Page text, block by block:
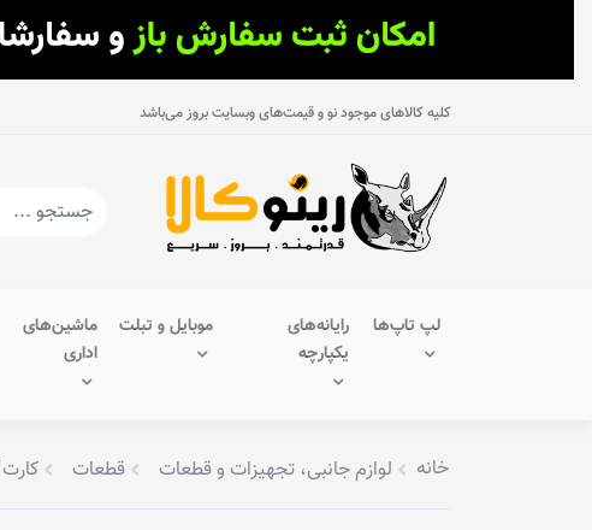
کلیه کالاهای موجود نو و قیمت‌های وبسایت بروز می‌باشد
لپ تاپ‌ها
رایانه‌های
یکپارچه
موبایل و تبلت
ماشین‌های
اداری
خانه لوازم جانبی، تجهیزات و قطعات قطعات